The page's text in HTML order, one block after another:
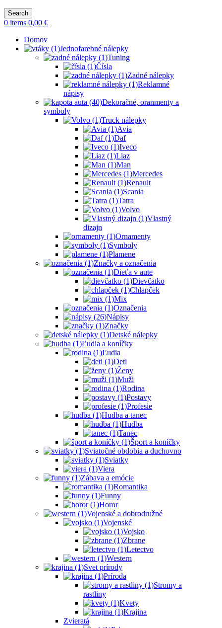
Search
0 items 0,00 €
Domov
Jednofarebné nálepky
Tuning
Čísla
Zadné nálepky
Reklamné
nápisy
Dekoračné, oranmenty a
symboly
Truck nálepky
Avia
Daf
Iveco
Liaz
Man
Mercedes
Renault
Scania
Tatra
Volvo
Vlastný
dizajn
Ornamenty
Symboly
Plamene
Značky a označenia
Dieťa v aute
Dievčatko
Chlapček
Mix
Označenia
Nápisy
Značky
Detské nálepky
Ľudia a koníčky
Ľudia
Deti
Ženy
Muži
Rodina
Postavy
Profesie
Hudba a tanec
Hudba
Tanec
Šport a koníčky
Sviatočné obdobia a duchovno
Sviatky
Viera
Zábava a emócie
Romantika
Funny
Horor
Vojenské a dobrodružné
Vojenské
Vojsko
Zbrane
Letectvo
Western
Svet prírody
Príroda
Stromy a
rastliny
Kvety
Krajina
Zvieratá